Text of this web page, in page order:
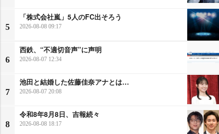
5
「株式会社嵐」5人のFC出そろう
2026-08-08 09:17
6
西鉄、“不適切音声”に声明
2026-08-07 12:34
7
池田と結婚した佐藤佳奈アナとは…
2026-08-07 20:08
8
令和8年8月8日、吉報続々
2026-08-08 18:17